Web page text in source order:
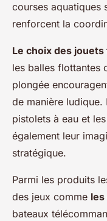
courses aquatiques
renforcent la
Le choix des
les balles flottantes
plongée
de manière ludique.
pistolets à eau et
également leur
stratégique.
Parmi les produits
des jeux comme les
bateaux